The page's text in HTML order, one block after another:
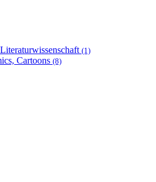
(1)
Cartoons (8)